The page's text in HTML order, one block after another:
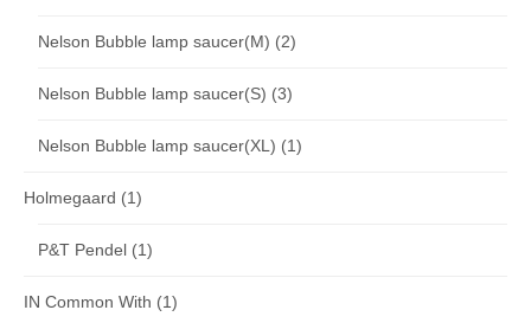
Nelson Bubble lamp saucer(M) (2)
Nelson Bubble lamp saucer(S) (3)
Nelson Bubble lamp saucer(XL) (1)
Holmegaard (1)
P&T Pendel (1)
IN Common With (1)